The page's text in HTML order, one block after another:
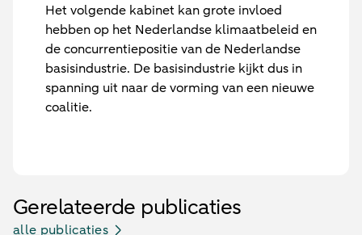
Het volgende kabinet kan grote invloed
hebben op het Nederlandse klimaatbeleid en
de concurrentiepositie van de Nederlandse
basisindustrie. De basisindustrie kijkt dus in
spanning uit naar de vorming van een nieuwe
coalitie.
Gerelateerde publicaties
alle publicaties